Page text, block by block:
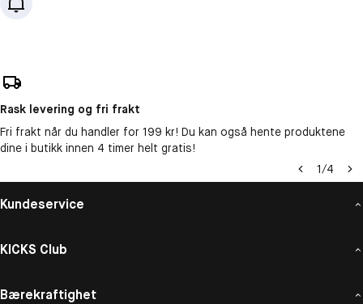
Rask levering og fri frakt
Fri frakt når du handler for 199 kr! Du kan også hente produktene
dine i butikk innen 4 timer helt gratis!
1/4
Kundeservice
KICKS Club
Bærekraftighet